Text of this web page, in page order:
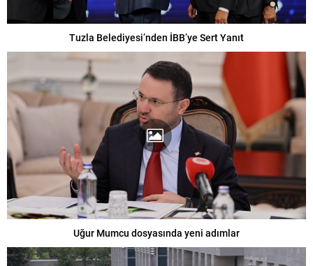
Tuzla Belediyesi’nden İBB’ye Sert Yanıt
Uğur Mumcu dosyasında yeni adımlar